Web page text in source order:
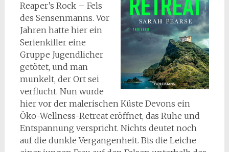
Reaper’s Rock – Fels
des Sensenmanns. Vor
Jahren hatte hier ein
Serienkiller eine
Gruppe Jugendlicher
getötet, und man
munkelt, der Ort sei
verflucht. Nun wurde
hier vor der malerischen Küste Devons ein
Öko-Wellness-Retreat eröffnet, das Ruhe und
Entspannung verspricht. Nichts deutet noch
auf die dunkle Vergangenheit. Bis die Leiche